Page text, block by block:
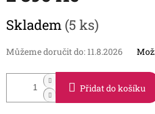
cena:
Skladem (5 ks)
Můžeme doručit do: 11.8.2026
Přidat do košíku